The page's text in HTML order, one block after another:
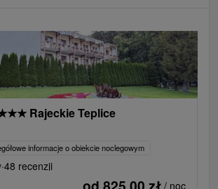
★★ Rajeckie Teplice
informacje o obiekcie noclegowym
·48 recenzji
/ noc